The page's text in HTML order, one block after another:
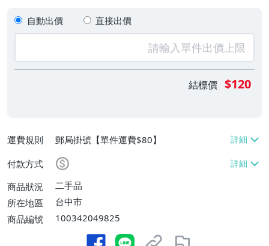
自動出價 直接出價
結標價 $120
運費規則
郵局掛號【單件運費$80】
付款方式
商品狀況
二手品
所在地區
台中市
商品編號
100342049825